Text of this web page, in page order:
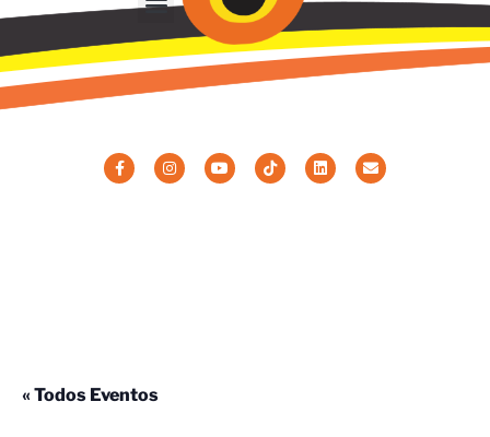
« Todos Eventos